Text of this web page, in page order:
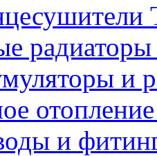
и
и